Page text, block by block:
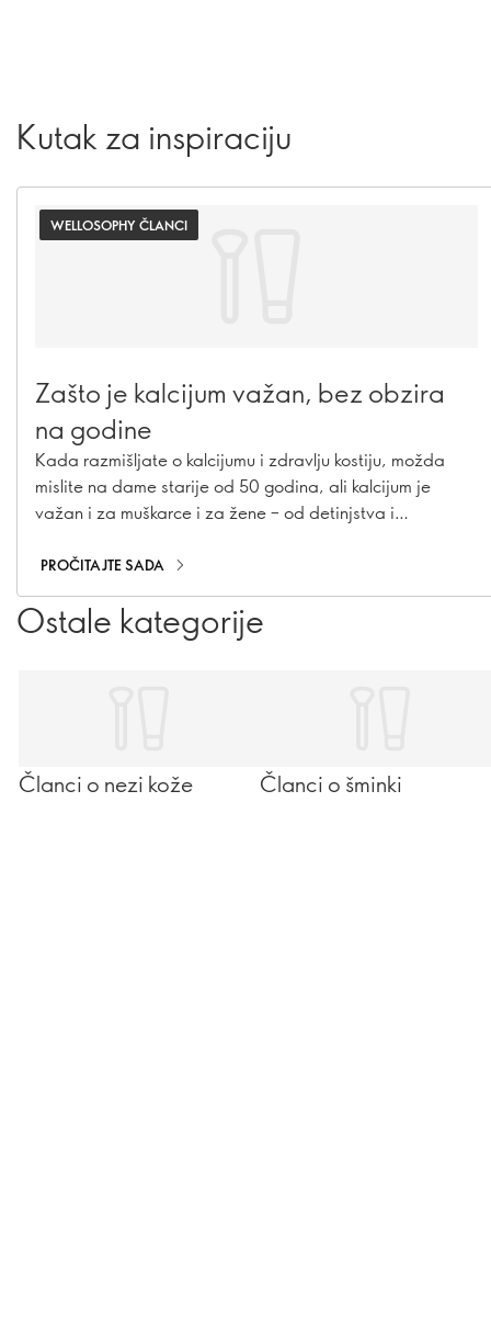
Kutak za inspiraciju
WELLOSOPHY ČLANCI
Zašto je kalcijum važan, bez obzira
na godine
Kada razmišljate o kalcijumu i zdravlju kostiju, možda
mislite na dame starije od 50 godina, ali kalcijum je
važan i za muškarce i za žene – od detinjstva i
je kalcijum važan u svakom uzrastu i kako možete da
budete sigurni da ga vi, i oni koje volite, dobijate
dovoljno.
PROČITAJTE SADA
Ostale kategorije
Članci o nezi kože Članci o šminki